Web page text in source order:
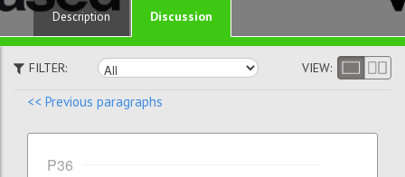
Description Discussion
FILTER: VIEW:
<< Previous paragraphs
P36